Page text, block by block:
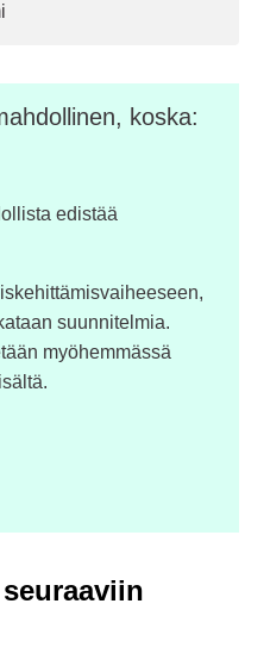
koska:
edistää
suunnitelmia.
myöhemmässä